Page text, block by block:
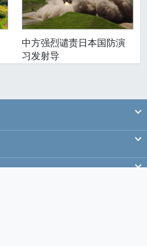
中方强烈谴责日本国防演
习发射导